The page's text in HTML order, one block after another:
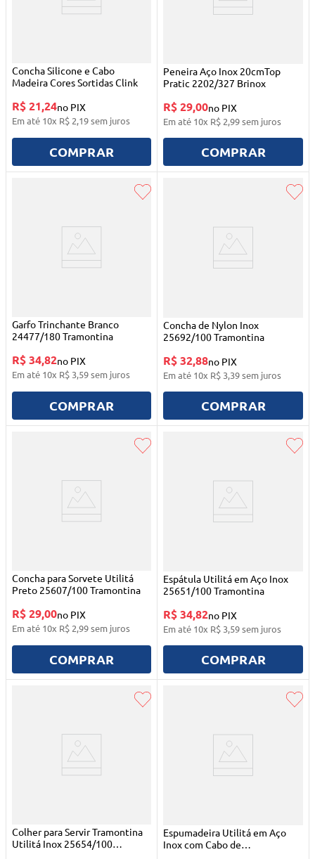
Concha Silicone e Cabo
Madeira Cores Sortidas Clink
R$ 21,24no PIX
Em até 10x R$ 2,19sem juros
COMPRAR
Peneira Aço Inox 20cmTop
Pratic 2202/327 Brinox
R$ 29,00no PIX
Em até 10x R$ 2,99sem juros
COMPRAR
Garfo Trinchante Branco
24477/180 Tramontina
R$ 34,82no PIX
Em até 10x R$ 3,59sem juros
COMPRAR
Concha de Nylon Inox
25692/100 Tramontina
R$ 32,88no PIX
Em até 10x R$ 3,39sem juros
COMPRAR
Concha para Sorvete Utilitá
Preto 25607/100 Tramontina
R$ 29,00no PIX
Em até 10x R$ 2,99sem juros
COMPRAR
Espátula Utilitá em Aço Inox
25651/100 Tramontina
R$ 34,82no PIX
Em até 10x R$ 3,59sem juros
COMPRAR
Colher para Servir Tramontina
Utilitá Inox 25654/100
Espumadeira Utilitá em Aço
Inox com Cabo de